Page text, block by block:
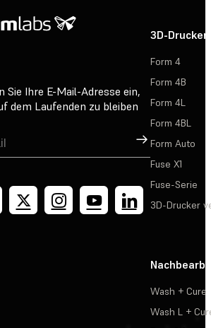
Sie Ihre E-Mail-Adresse ein,
dem Laufenden zu bleiben
Registrieren
3D-Drucker
Form 4
Form 4B
Form 4L
Form 4BL
Form Auto
Fuse X1
Fuse-Serie
3D-Drucker
Wash + Cure
Wash L +